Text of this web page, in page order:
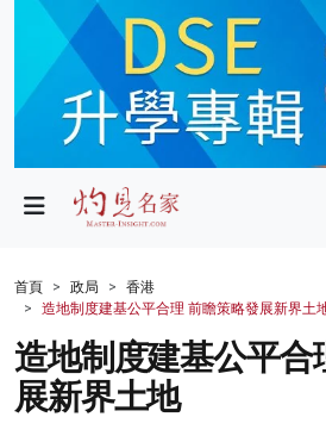
政局
財經
生活
健康
商業
首頁 政局
香港
造地制度建基公平合理 前瞻策略發展新界土
造地制度建基公平合
展新界土地